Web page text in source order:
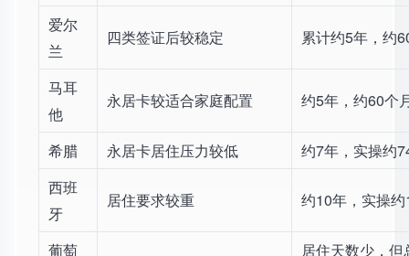
爱尔
兰
四类签证后较稳定 累计约5年，约
马耳
他
永居卡较适合家庭配置 约5年，约60个
希腊 永居卡居住压力较低
约7年，实操约
西班
牙
居住要求较重 约10年，实操
葡萄
居住天数少，